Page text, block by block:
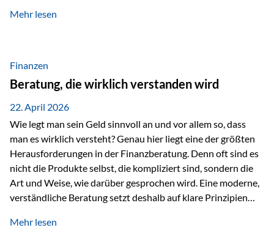
Marktzugang Liechtenstein hat sich in den letzten Jahren zu
verfügbaren Kennzahlen (Stand Ende 2024, veröffentlicht
2025/2026)…
Mehr lesen
Finanzen
Beratung, die wirklich verstanden wird
22. April 2026
Wie legt man sein Geld sinnvoll an und vor allem so, dass
man es wirklich versteht? Genau hier liegt eine der größten
Herausforderungen in der Finanzberatung. Denn oft sind es
nicht die Produkte selbst, die kompliziert sind, sondern die
Art und Weise, wie darüber gesprochen wird. Eine moderne,
verständliche Beratung setzt deshalb auf klare Prinzipien
fünf zentrale Faktoren: eine saubere Struktur, breite
Mehr lesen